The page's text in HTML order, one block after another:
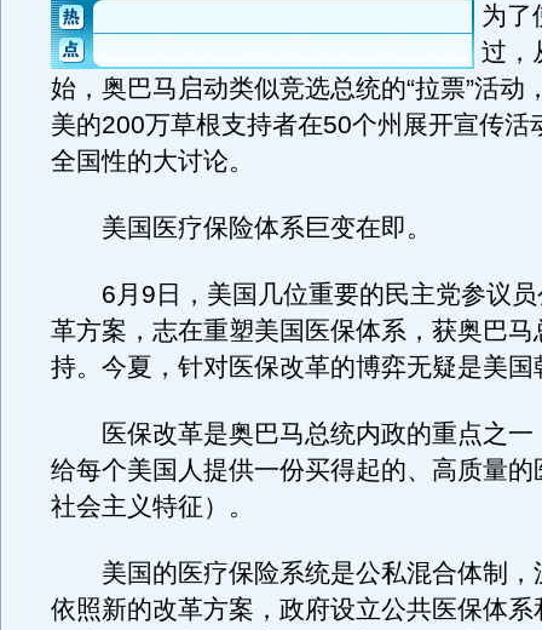
为了
过，
始，奥巴马启动类似竞选总统的“拉票”活动
美的200万草根支持者在50个州展开宣传活
全国性的大讨论。
美国医疗保险体系巨变在即。
6月9日，美国几位重要的民主党参议员
革方案，志在重塑美国医保体系，获奥巴马
持。今夏，针对医保改革的博弈无疑是美国
医保改革是奥巴马总统内政的重点之一
给每个美国人提供一份买得起的、高质量的
社会主义特征）。
美国的医疗保险系统是公私混合体制，
依照新的改革方案，政府设立公共医保体系